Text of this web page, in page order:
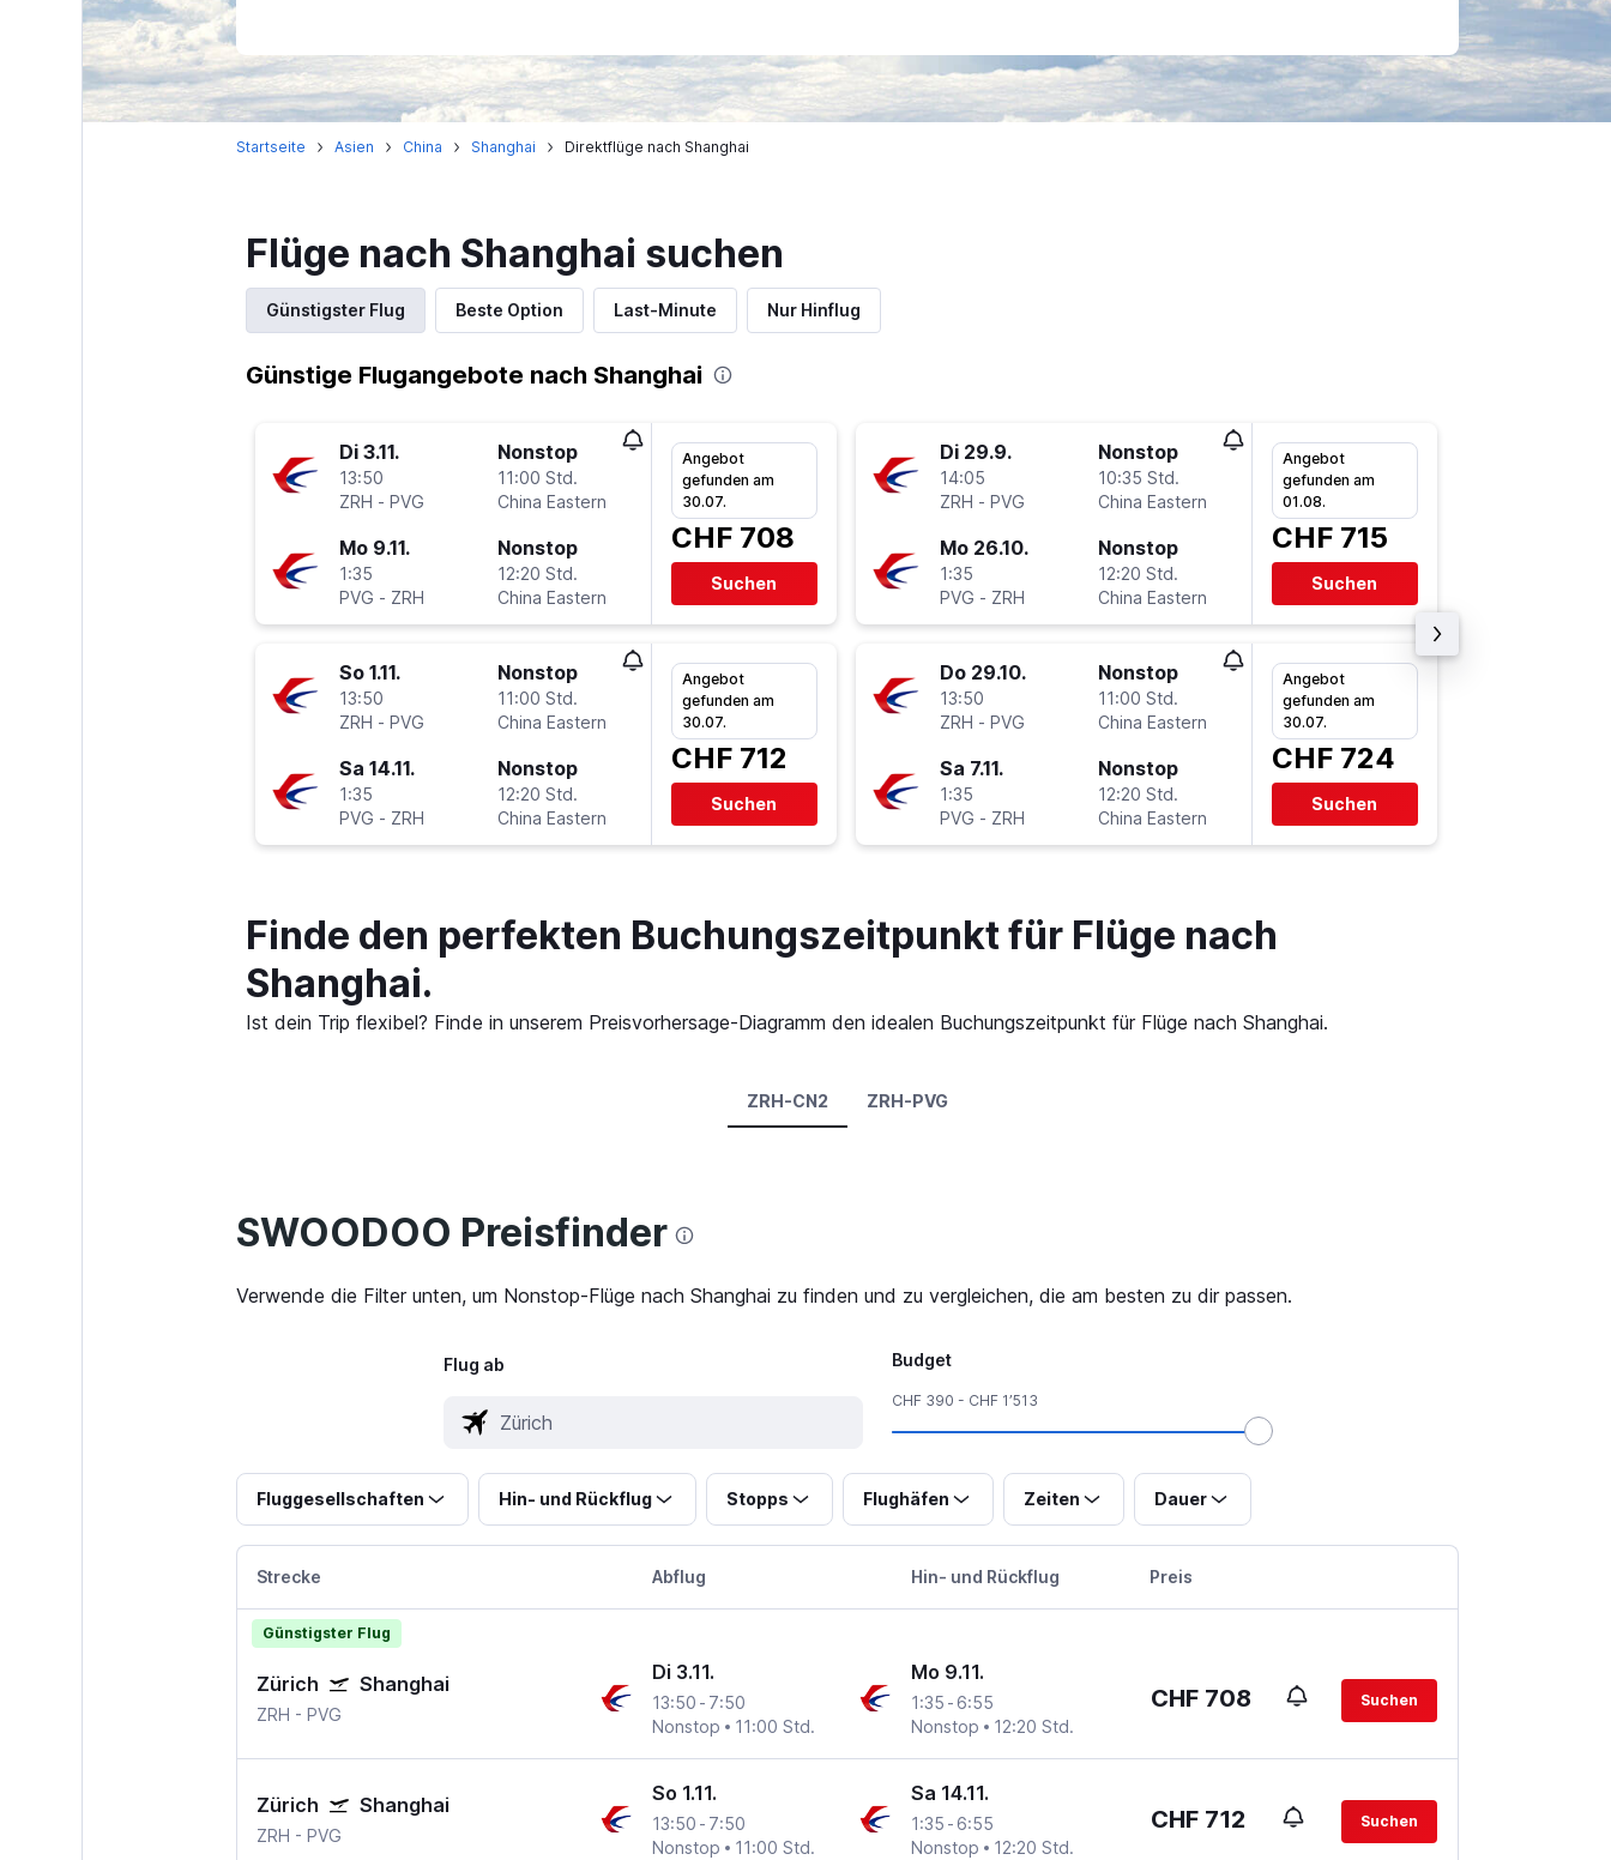
Startseite Asien China Shanghai Direktflüge nach Shanghai
Flüge nach Shanghai suchen
Günstigster Flug Beste Option Last-Minute Nur Hinflug
Günstige Flugangebote nach Shanghai
Di 3.11.
13:50
ZRH - PVG
Nonstop
11:00 Std.
China Eastern
Mo 9.11.
1:35
PVG - ZRH
Nonstop
12:20 Std.
China Eastern
Angebot
gefunden am
30.07.
CHF 708
Suchen
So 1.11.
13:50
ZRH - PVG
Nonstop
11:00 Std.
China Eastern
Sa 14.11.
1:35
PVG - ZRH
Nonstop
12:20 Std.
China Eastern
Angebot
gefunden am
30.07.
CHF 712
Suchen
Di 29.9.
14:05
ZRH - PVG
Nonstop
10:35 Std.
China Eastern
Mo 26.10.
1:35
PVG - ZRH
Nonstop
12:20 Std.
China Eastern
Angebot
gefunden am
01.08.
CHF 715
Suchen
Do 29.10.
13:50
ZRH - PVG
Nonstop
11:00 Std.
China Eastern
Sa 7.11.
1:35
PVG - ZRH
Nonstop
12:20 Std.
China Eastern
Angebot
gefunden am
30.07.
CHF 724
Suchen
Finde den perfekten Buchungszeitpunkt für Flüge nach
Shanghai.
Ist dein Trip flexibel? Finde in unserem Preisvorhersage-Diagramm den idealen Buchungszeitpunkt für Flüge nach Shanghai.
ZRH-CN2 ZRH-PVG
SWOODOO Preisfinder
Verwende die Filter unten, um Nonstop-Flüge nach Shanghai zu finden und zu vergleichen, die am besten zu dir passen.
Flug ab Budget
CHF 390 - CHF 1’513
Fluggesellschaften Hin- und Rückflug Stopps Flughäfen Zeiten Dauer
Strecke Abflug Hin- und Rückflug Preis
Günstigster Flug
Zürich Shanghai
ZRH - PVG
Di 3.11.
13:50 - 7:50
Nonstop
11:00 Std.
Mo 9.11.
1:35 - 6:55
Nonstop
12:20 Std.
CHF 708 Suchen
Zürich Shanghai
ZRH - PVG
So 1.11.
13:50 - 7:50
Nonstop
11:00 Std.
Sa 14.11.
1:35 - 6:55
Nonstop
12:20 Std.
CHF 712 Suchen